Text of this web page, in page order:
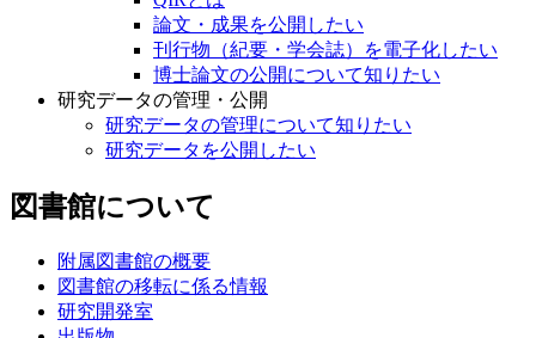
論文・成果を公開したい
刊行物（紀要・学会誌）を電子化したい
博士論文の公開について知りたい
研究データの管理・公開
研究データの管理について知りたい
研究データを公開したい
図書館について
附属図書館の概要
図書館の移転に係る情報
研究開発室